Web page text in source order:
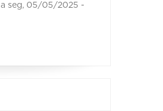
a seg, 05/05/2025 -